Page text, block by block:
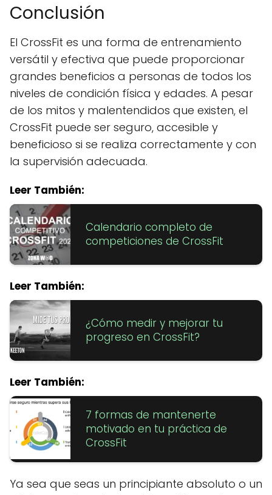
Conclusión
El CrossFit es una forma de entrenamiento
versátil y efectiva que puede proporcionar
grandes beneficios a personas de todos los
niveles de condición física y edades. A pesar
de los mitos y malentendidos que existen, el
CrossFit puede ser seguro, accesible y
beneficioso si se realiza correctamente y con
la supervisión adecuada.
Leer También:
Calendario completo de
competiciones de CrossFit
Leer También:
¿Cómo medir y mejorar tu
progreso en CrossFit?
Leer También:
7 formas de mantenerte
motivado en tu práctica de
CrossFit
Ya sea que seas un principiante absoluto o un